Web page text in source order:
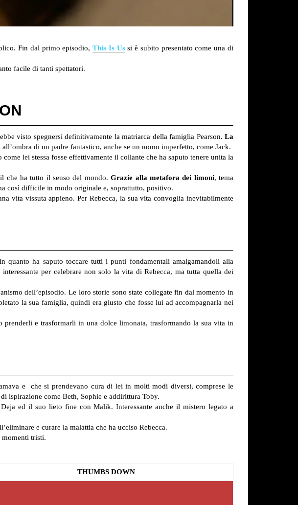
Fin dal primo episodio,This Is Ussi è subito presentato come una di
facile di tanti spettatori.
visto spegnersi definitivamente la matriarca della famiglia Pearson. La
di un padre fantastico, anche se un uomo imperfetto, come Jack.
lei stessa fosse effettivamente il collante che ha saputo tenere unita la
il che ha tutto il senso del mondo.Grazie alla metafora dei limoni, tema
così difficile in modo originale e, soprattutto, positivo.
vita vissuta appieno. Per Rebecca, la sua vita convoglia inevitabilmente
quanto ha saputo toccare tutti i punti fondamentali amalgamandoli alla
per celebrare non solo la vita di Rebecca, ma tutta quella dei
dell’episodio. Le loro storie sono state collegate fin dal momento in
la sua famiglia, quindi era giusto che fosse lui ad accompagnarla nei
e trasformarli in una dolce limonata, trasformando la sua vita in
e
che si prendevano cura di lei in molti modi diversi, comprese le
ispirazione come Beth, Sophie e addirittura Toby.
ed il suo lieto fine con Malik. Interessante anche il mistero legato a
e curare la malattia che ha ucciso Rebecca.
momenti tristi.
THUMBS DOWN